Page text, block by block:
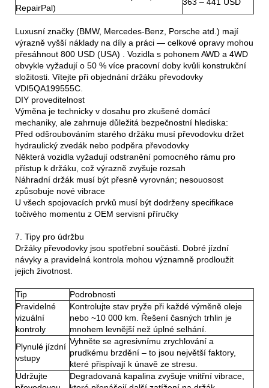
RepairPal)
Luxusní značky (BMW, Mercedes-Benz, Porsche atd.) mají
výrazně vyšší náklady na díly a práci — celkové opravy mohou
přesáhnout 800 USD (USA) . Vozidla s pohonem AWD a 4WD
obvykle vyžadují o 50 % více pracovní doby kvůli konstrukční
složitosti. Vítejte při objednání držáku převodovky
VDI5QA199555C.
DIY proveditelnost
Výměna je technicky v dosahu pro zkušené domácí
mechaniky, ale zahrnuje důležitá bezpečnostní hlediska:
Před odšroubováním starého držáku musí převodovku držet
hydraulický zvedák nebo podpěra převodovky
Některá vozidla vyžadují odstranění pomocného rámu pro
přístup k držáku, což výrazně zvyšuje rozsah
Náhradní držák musí být přesně vyrovnán; nesouosost
způsobuje nové vibrace
U všech spojovacích prvků musí být dodrženy specifikace
točivého momentu z OEM servisní příručky
7. Tipy pro údržbu
Držáky převodovky jsou spotřební součásti. Dobré jízdní
návyky a pravidelná kontrola mohou významně prodloužit
jejich životnost.
Tip
Podrobnosti
Pravidelné
vizuální
kontroly
Kontrolujte stav pryže při každé výměně oleje
nebo ~10 000 km. Řešení časných trhlin je
mnohem levnější než úplné selhání.
Plynulé jízdní
vstupy
Vyhněte se agresivnímu zrychlování a
prudkému brzdění – to jsou největší faktory,
které přispívají k únavě ze stresu.
Udržujte
Degradovaná kapalina zvyšuje vnitřní vibrace,